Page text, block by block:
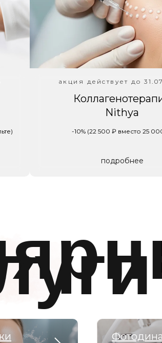
акция действует до
Nithya
-10% (22 500 ₽ вместо 25
подробнее